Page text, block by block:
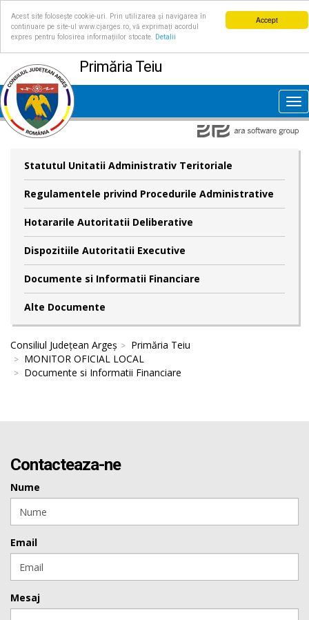
Accept
Acest site folosește cookie-uri. Prin utilizarea și navigarea în
continuare pe site-ul www.cjarges.ro, vă exprimați acordul
expres pentru folosirea informațiilor stocate.
Detalii
Primăria Teiu
Statutul Unitatii Administrativ Teritoriale
Regulamentele privind Procedurile Administrative
Hotararile Autoritatii Deliberative
Dispozitiile Autoritatii Executive
Documente si Informatii Financiare
Alte Documente
Consiliul Județean Argeș
Primăria Teiu
MONITOR OFICIAL LOCAL
Documente si Informatii Financiare
Contacteaza-ne
Nume
Email
Mesaj